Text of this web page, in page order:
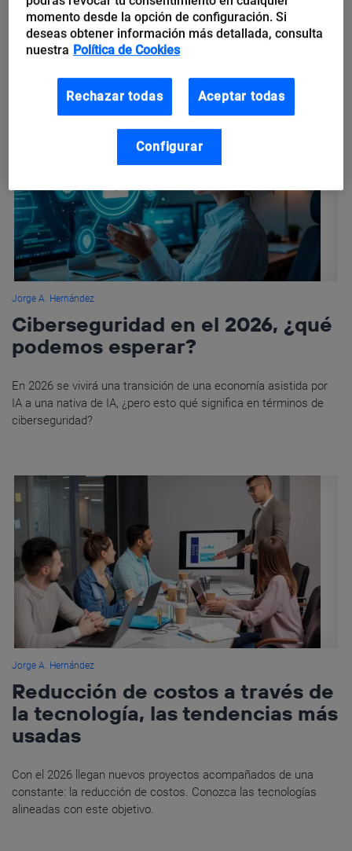
Aunque se habla de inteligencia artificial desde el siglo pasado,
la última revolución radica en la forma de comunicarnos con
ella: la IA conversacional.
Jorge A. Hernández
Ciberseguridad en el 2026, ¿qué
podemos esperar?
En 2026 se vivirá una transición de una economía asistida por
IA a una nativa de IA, ¿pero esto qué significa en términos de
ciberseguridad?
Jorge A. Hernández
Reducción de costos a través de
la tecnología, las tendencias más
usadas
Con el 2026 llegan nuevos proyectos acompañados de una
constante: la reducción de costos. Conozca las tecnologías
alineadas con este objetivo.
momento desde la opción de configuración. Si
deseas obtener información más detallada, consulta
nuestra Política de Cookies
Rechazar todas Aceptar todas
Configurar